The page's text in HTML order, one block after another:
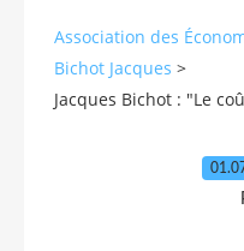
Association des
Bichot Jacques >
Jacques Bichot : "Le